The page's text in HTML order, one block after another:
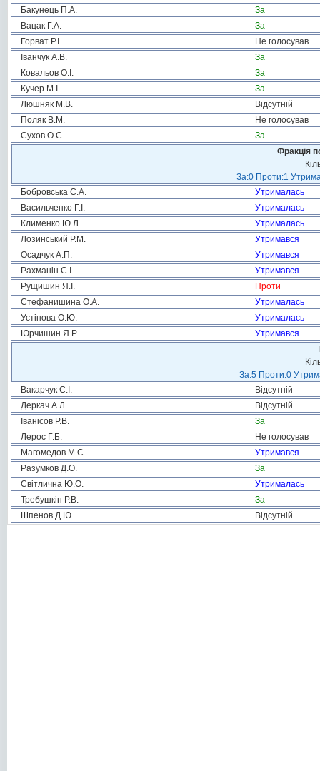
Бакунець П.А.
За
Вацак Г.А.
За
Горват Р.І.
Не голосував
Іванчук А.В.
За
Ковальов О.І.
За
Кучер М.І.
За
Люшняк М.В.
Відсутній
Поляк В.М.
Не голосував
Сухов О.С.
За
Фракція
За:0 Проти:1
Бобровська С.А.
Утрималась
Васильченко Г.І.
Утрималась
Клименко Ю.Л.
Утрималась
Лозинський Р.М.
Утримався
Осадчук А.П.
Утримався
Рахманін С.І.
Утримався
Рущишин Я.І.
Проти
Стефанишина О.А.
Утрималась
Устінова О.Ю.
Утрималась
Юрчишин Я.Р.
Утримався
За:5 Проти:0
Вакарчук С.І.
Відсутній
Деркач А.Л.
Відсутній
Іванісов Р.В.
За
Лерос Г.Б.
Не голосував
Магомедов М.С.
Утримався
Разумков Д.О.
За
Світлична Ю.О.
Утрималась
Требушкін Р.В.
За
Шпенов Д.Ю.
Відсутній